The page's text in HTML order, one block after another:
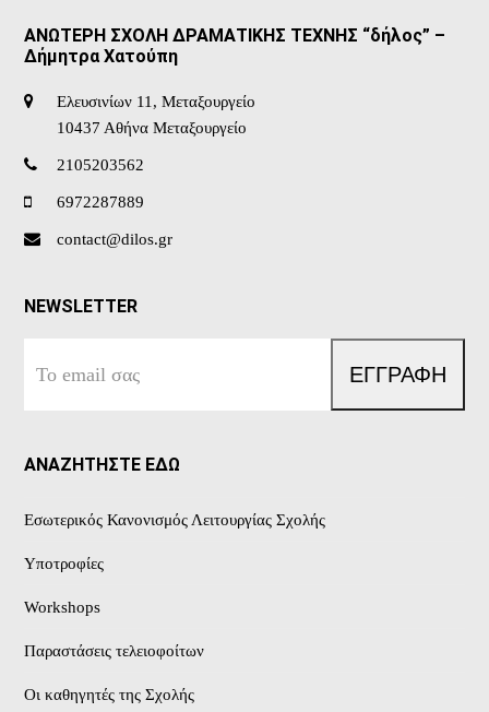
ΑΝΩΤΕΡΗ ΣΧΟΛΗ ΔΡΑΜΑΤΙΚΗΣ ΤΕΧΝΗΣ “δήλος” –
Δήμητρα Χατούπη
Ελευσινίων 11, Μεταξουργείο
10437 Αθήνα Μεταξουργείο
2105203562
6972287889
contact@dilos.gr
NEWSLETTER
email
ΕΓΓΡΑΦΗ
ΑΝΑΖΗΤΗΣΤΕ ΕΔΩ
Εσωτερικός Κανονισμός Λειτουργίας Σχολής
Υποτροφίες
Workshops
Παραστάσεις τελειοφοίτων
Οι καθηγητές της Σχολής